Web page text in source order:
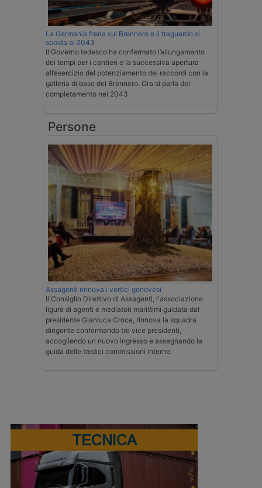
La Germania frena sul Brennero e il traguardo si
sposta al 2043
Il Governo tedesco ha confermato l’allungamento
dei tempi per i cantieri e la successiva apertura
all’esercizio del potenziamento dei raccordi con la
galleria di base del Brennero. Ora si parla del
completamento nel 2043.
Persone
Assagenti rinnova i vertici genovesi
Il Consiglio Direttivo di Assagenti, l'associazione
ligure di agenti e mediatori marittimi guidata dal
presidente Gianluca Croce, rinnova la squadra
dirigente confermando tre vice presidenti,
accogliendo un nuovo ingresso e assegnando la
guida delle tredici commissioni interne.
TECNICA